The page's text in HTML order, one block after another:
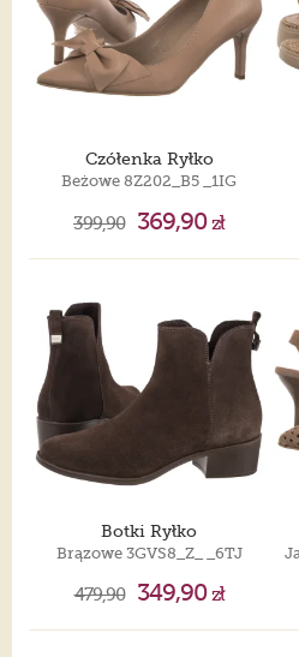
Czółenka Ryłko
Beżowe 8Z202_B5 _1IG
399,90 369,90zł
Botki Ryłko
Brązowe 3GVS8_Z_ _6TJ
479,90 349,90zł